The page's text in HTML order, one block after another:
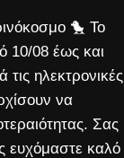
🐤 Το
10/08 έως και
ηλεκτρονικές
να
Σας
ευχόμαστε καλό